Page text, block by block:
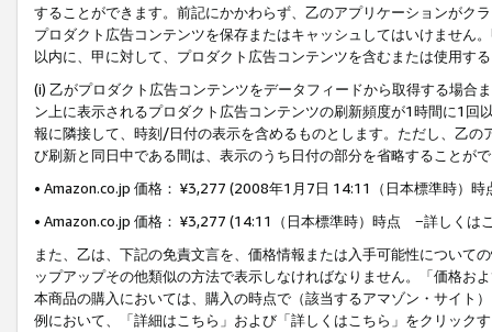
することができます。前記にかかわらず、乙のアプリケーションがク
プロダクト広告コンテンツを保存またはキャッシュしてはいけません
以内に、甲に対して、プロダクト広告コンテンツを含むまたは使用す
(i) 乙がプロダクト広告コンテンツをデータフィードから取得する場合
ン上に表示されるプロダクト広告コンテンツの刷新頻度が1時間に1
報に隣接して、時刻/日付の表示を含めるものとします。ただし、乙
び刷新と同日中である間は、表示のうち日付の部分を省略することが
• Amazon.co.jp 価格： ¥3,277 (2008年1月7日 14:11（日本標準時）
• Amazon.co.jp 価格： ¥3,277 (14:11（日本標準時）時点 −詳しくは
また、乙は、下記の免責文言を、価格情報または入手可能性について
ップアップその他類似の方法で表示しなければなりません。「価格
本商品の購入においては、購入の時点で（該当するアマゾン・サイト
例において、「詳細はこちら」および「詳しくはこちら」をクリック